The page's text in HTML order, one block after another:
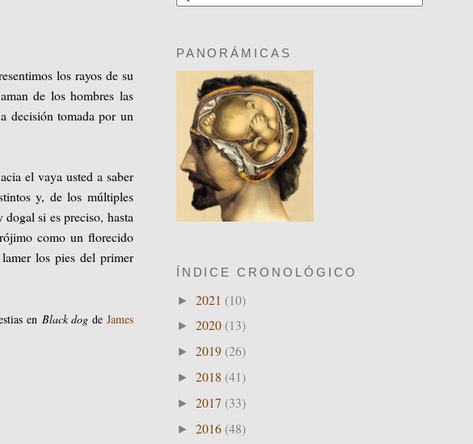
los rayos de su
de los hombres las
decisión tomada por un
el vaya usted a saber
y, de los múltiples
si es preciso, hasta
como un florecido
los pies del primer
en Black dog de James
PANORÁMICAS
ÍNDICE CRONOLÓGICO
► 2021 (10)
► 2020 (13)
► 2019 (26)
► 2018 (41)
► 2017 (33)
► 2016 (48)